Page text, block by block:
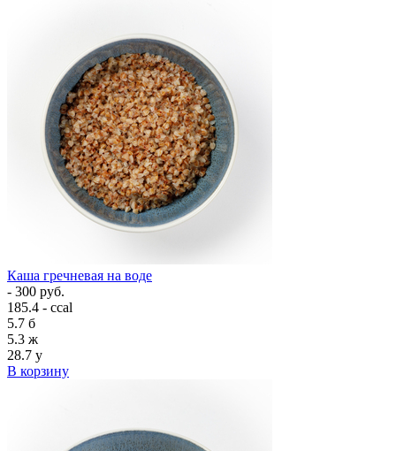
Каша гречневая на воде
- 300 руб.
185.4 - ccal
5.7 б
5.3 ж
28.7 у
В корзину